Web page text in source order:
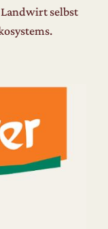
Landwirt selbst